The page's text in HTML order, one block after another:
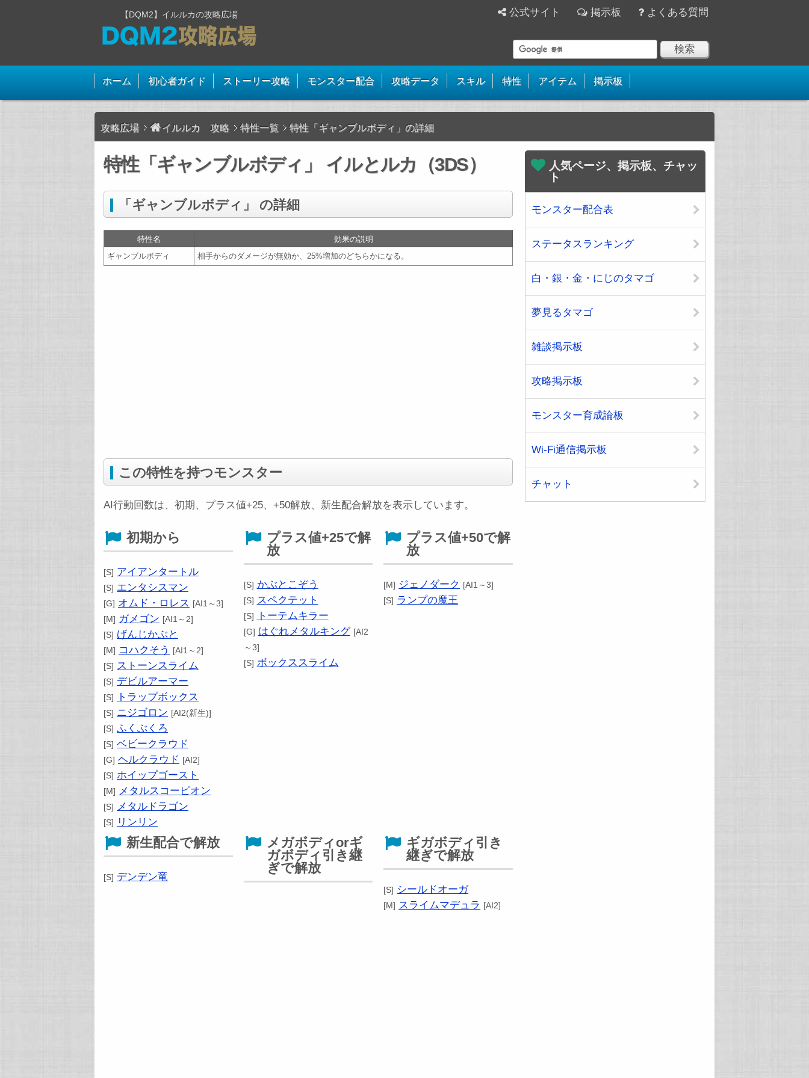
【DQM2】イルルカの攻略広場 公式サイト 掲示板 よくある質問
ホーム 初心者ガイド ストーリー攻略 モンスター配合 攻略データ スキル 特性 アイテム 掲示板
攻略広場 イルルカ 攻略 特性一覧 特性「ギャンブルボディ」の詳細
特性「ギャンブルボディ」 イルとルカ（3DS）
「ギャンブルボディ」 の詳細
特性名
効果の説明
ギャンブルボディ
相手からのダメージが無効か、25%増加のどちらかになる。
この特性を持つモンスター
AI行動回数は、初期、プラス値+25、+50解放、新生配合解放を表示しています。
初期から
[S] アイアンタートル
[S] エンタシスマン
[G] オムド・ロレス [AI1～3]
[M] ガメゴン [AI1～2]
[S] げんじかぶと
[M] コハクそう
[AI1～2]
[S] ストーンスライム
[S] デビルアーマー
[S] トラップボックス
[S] ニジゴロン [AI2(新生)]
[S] ふくぶくろ
[S] ベビークラウド
[G] ヘルクラウド [AI2]
[S] ホイップゴースト
[M] メタルスコーピオン
[S] メタルドラゴン
[S] リンリン
プラス値+25で解
放
[S] かぶとこぞう
[S] スペクテット
[S] トーテムキラー
[G] はぐれメタルキング [AI2
～3]
[S] ボックススライム
プラス値+50で解
放
[M] ジェノダーク [AI1～3]
[S] ランプの魔王
新生配合で解放
[S] デンデン竜
メガボディorギ
ガボディ引き継
ぎで解放
ギガボディ引き
継ぎで解放
[S] シールドオーガ
[M] スライムマデュラ [AI2]
人気ページ、掲示板、チャッ
ト
モンスター配合表
ステータスランキング
白・銀・金・にじのタマゴ
夢見るタマゴ
雑談掲示板
攻略掲示板
モンスター育成論板
Wi-Fi通信掲示板
チャット